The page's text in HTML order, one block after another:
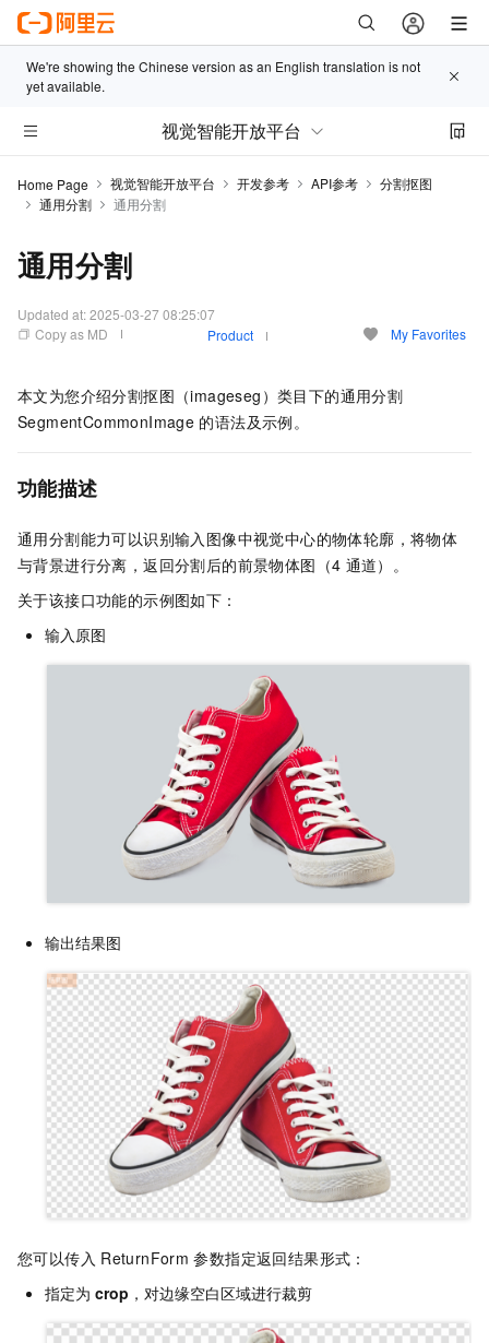
We're showing the Chinese version as an English translation is not
yet available.
视觉智能开放平台
Home Page 视觉智能开放平台 开发参考 API参考
分割抠图
通用分割
通用分割
通用分割
Updated at:2025-03-27 08:25:07
Copy as MD
Product My Favorites
本文为您介绍分割抠图（imageseg）类目下的通用分割
SegmentCommonImage 的语法及示例。
功能描述
通用分割能力可以识别输入图像中视觉中心的物体轮廓，将物体
与背景进行分离，返回分割后的前景物体图（4 通道）。
关于该接口功能的示例图如下：
输入原图
输出结果图
您可以传入 ReturnForm 参数指定返回结果形式：
指定为 crop ，对边缘空白区域进行裁剪